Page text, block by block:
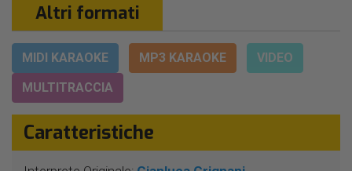
Altri formati
MIDI KARAOKE MP3 KARAOKE
VIDEO
MULTITRACCIA
Caratteristiche